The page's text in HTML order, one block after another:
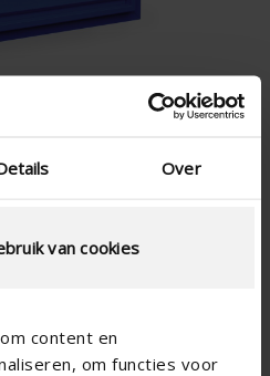
Over
van cookies
content en
om functies voor
vitrage